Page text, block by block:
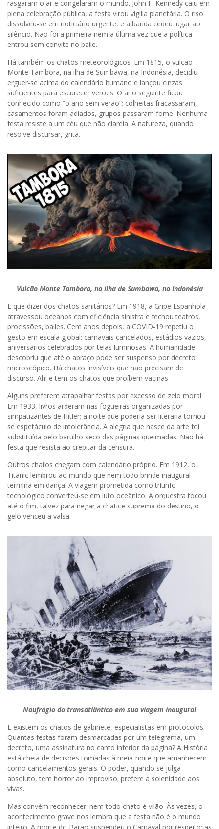
rasgaram o ar e congelaram o mundo. John F. Kennedy caiu em
plena celebração pública, a festa virou vigília planetária. O riso
dissolveu-se em noticiário urgente, e a banda cedeu lugar ao
silêncio. Não foi a primeira nem a última vez que a política
entrou sem convite no baile.
Há também os chatos meteorológicos. Em 1815, o vulcão
Monte Tambora, na ilha de Sumbawa, na Indonésia, decidiu
erguer-se acima do calendário humano e lançou cinzas
suficientes para escurecer verões. O ano seguinte ficou
conhecido como “o ano sem verão”; colheitas fracassaram,
casamentos foram adiados, grupos passaram fome. Nenhuma
festa resiste a um céu que não clareia. A natureza, quando
resolve discursar, grita.
Vulcão Monte Tambora, na ilha de Sumbawa, na Indonésia
E que dizer dos chatos sanitários? Em 1918, a Gripe Espanhola
atravessou oceanos com eficiência sinistra e fechou teatros,
procissões, bailes. Cem anos depois, a COVID-19 repetiu o
gesto em escala global: carnavais cancelados, estádios vazios,
aniversários celebrados por telas luminosas. A humanidade
descobriu que até o abraço pode ser suspenso por decreto
microscópico. Há chatos invisíveis que não precisam de
discurso. Ah! e tem os chatos que proíbem vacinas.
Alguns preferem atrapalhar festas por excesso de zelo moral.
Em 1933, livros arderam nas fogueiras organizadas por
simpatizantes de Hitler; a noite que poderia ser literária tornou-
se espetáculo de intolerância. A alegria que nasce da arte foi
substituída pelo barulho seco das páginas queimadas. Não há
festa que resista ao crepitar da censura.
Outros chatos chegam com calendário próprio. Em 1912, o
Titanic lembrou ao mundo que nem todo brinde inaugural
termina em dança. A viagem prometida como triunfo
tecnológico converteu-se em luto oceânico. A orquestra tocou
até o fim, talvez para negar a chatice suprema do destino, o
gelo venceu a valsa.
Naufrágio do transatlântico em sua viagem inaugural
E existem os chatos de gabinete, especialistas em protocolos.
Quantas festas foram desmarcadas por um telegrama, um
decreto, uma assinatura no canto inferior da página? A História
está cheia de decisões tomadas à meia-noite que amanhecem
como cancelamentos gerais. O poder, quando se julga
absoluto, tem horror ao improviso; prefere a solenidade aos
vivas.
Mas convém reconhecer: nem todo chato é vilão. Às vezes, o
acontecimento grave nos lembra que a festa não é o mundo
inteiro. A morte do Barão suspendeu o Carnaval por respeito; as